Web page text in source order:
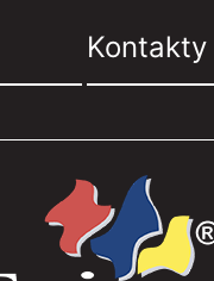
Kontakty